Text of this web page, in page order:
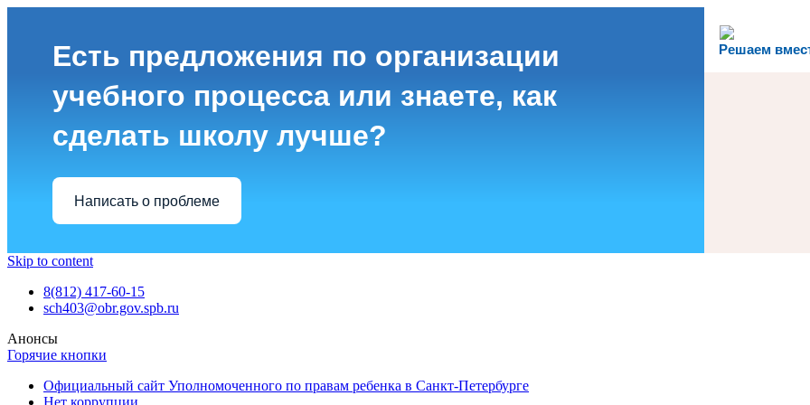
Решаем
Есть предложения по организации
учебного процесса или знаете, как
сделать школу лучше?
Написать о проблеме
Skip to content
8(812) 417-60-15
sch403@obr.gov.spb.ru
Анонсы
Горячие кнопки
Официальный сайт Уполномоченного по правам ребенка в Санкт-Петербурге
Нет коррупции